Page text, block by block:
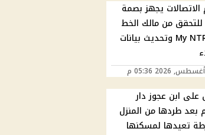
الاتصالات يجهز بصمة
للتحقق من مالك الخط
عبر My NTRA وتحديث بيانات
على ابن عجوز دار
بعد طردها من المنزل
تعيدها لمسكنها